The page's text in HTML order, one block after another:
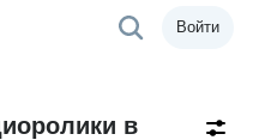
Войти
в